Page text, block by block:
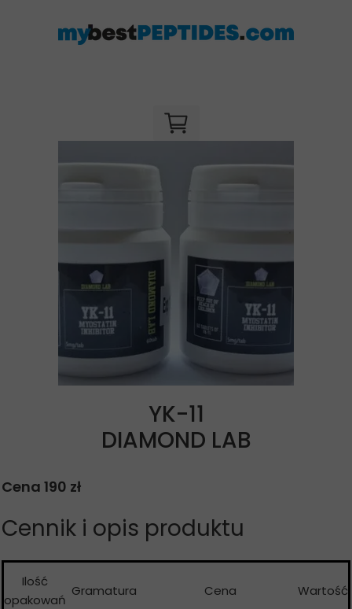
YK-11
DIAMOND LAB
Cena 190 zł
Cennik i opis produktu
Ilość
opakowań
Gramatura Cena Wartość